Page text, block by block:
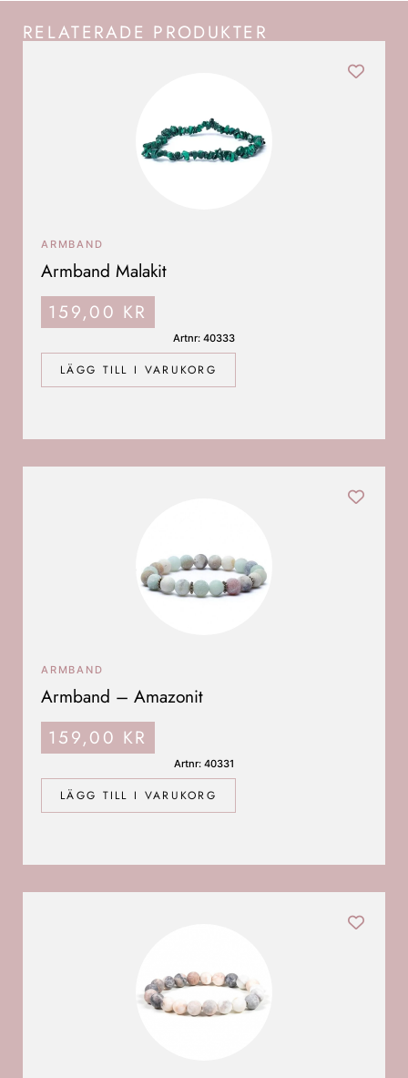
RELATERADE PRODUKTER
LÄGG TILL I VARUKORG
ARMBAND
Armband Malakit
159,00 KR
Artnr: 40333
LÄGG TILL I VARUKORG
ARMBAND
Armband – Amazonit
159,00 KR
Artnr: 40331